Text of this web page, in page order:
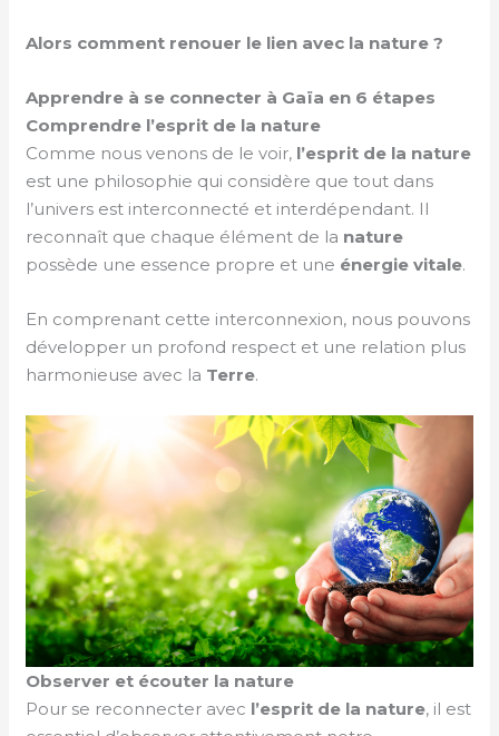
Alors comment renouer le lien avec la nature ?
Apprendre à se connecter à Gaïa en 6 étapes
Comprendre l’esprit de la nature
Comme nous venons de le voir, l’esprit de la nature
est une philosophie qui considère que tout dans
l’univers est interconnecté et interdépendant. Il
reconnaît que chaque élément de la nature
possède une essence propre et une énergie vitale.
En comprenant cette interconnexion, nous pouvons
développer un profond respect et une relation plus
harmonieuse avec la Terre.
Observer et écouter la nature
Pour se reconnecter avec l’esprit de la nature, il est